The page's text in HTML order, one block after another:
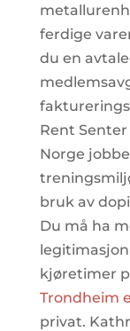
ferdige
du en
Rent
Norge
bruk av
Du må ha
kjøretimer
Trondheim
privat.